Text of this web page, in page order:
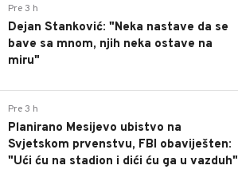
Pre 3 h
Dejan Stanković: "Neka nastave da se
bave sa mnom, njih neka ostave na
miru"
Pre 3 h
Planirano Mesijevo ubistvo na
Svjetskom prvenstvu, FBI obaviješten:
"Ući ću na stadion i dići ću ga u vazduh"